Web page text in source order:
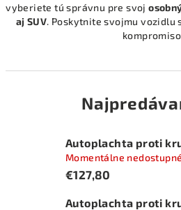
vyberiete tú správnu pre svoj
aj SUV. Poskytnite svojmu vozidlu
Autoplachta proti
Momentálne nedostupné
€127,80
Autoplachta proti